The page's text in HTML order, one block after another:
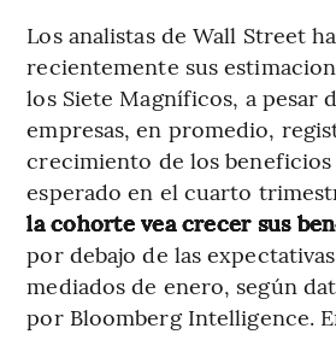
Los analistas de Wall Street
recientemente sus
los Siete Magníficos, a pesar
empresas, en promedio,
crecimiento de los
esperado en el cuarto
la cohorte vea crecer sus
por debajo de las
mediados de enero, según
por Bloomberg Intelligence.